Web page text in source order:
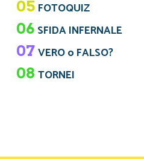
05 FOTOQUIZ
06 SFIDA INFERNALE
07VERO o FALSO?
08 TORNEI